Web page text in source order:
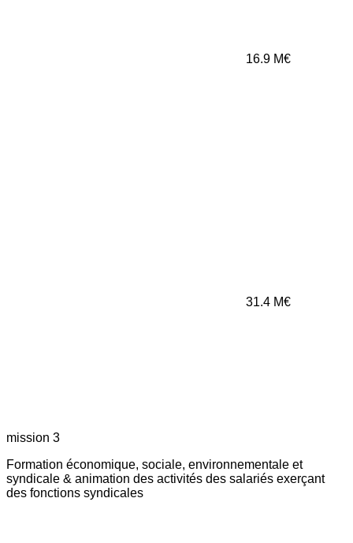
16.9 M€
31.4 M€
mission 3
Formation économique, sociale, environnementale et
syndicale & animation des activités des salariés exerçant
des fonctions syndicales